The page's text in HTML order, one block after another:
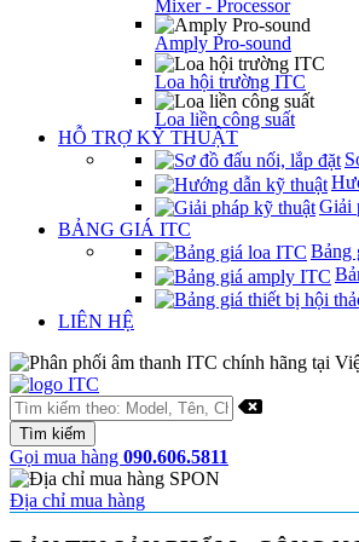
Mixer - Processor
Amply Pro-sound
Loa hội trường ITC
Loa liền công suất
HỖ TRỢ KỸ THUẬT
Giải
BẢNG GIÁ ITC
Bảng
LIÊN HỆ
Gọi mua hàng 090.606.5811
Địa chỉ mua hàng